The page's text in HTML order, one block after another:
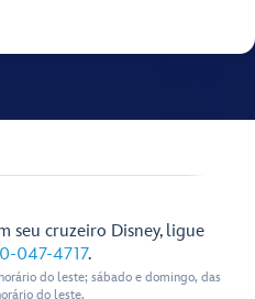
seu cruzeiro Disney, ligue
047-4717.
do leste; sábado e domingo, das
do leste.